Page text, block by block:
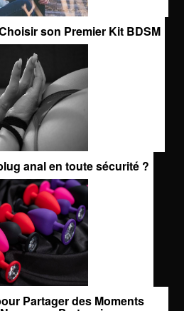
son Premier Kit BDSM
anal en toute sécurité ?
Partager des Moments